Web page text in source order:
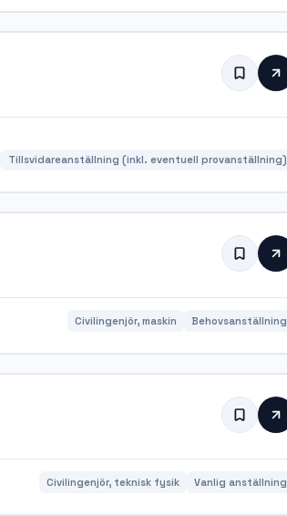
Tillsvidareanställning (inkl. eventuell provanställning)
Civilingenjör, maskin Behovsanställning
Civilingenjör, teknisk fysik Vanlig anställning